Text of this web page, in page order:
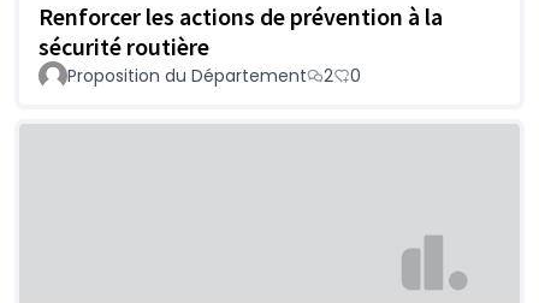
Renforcer les actions de prévention à la
sécurité routière
Proposition du Département 2 0